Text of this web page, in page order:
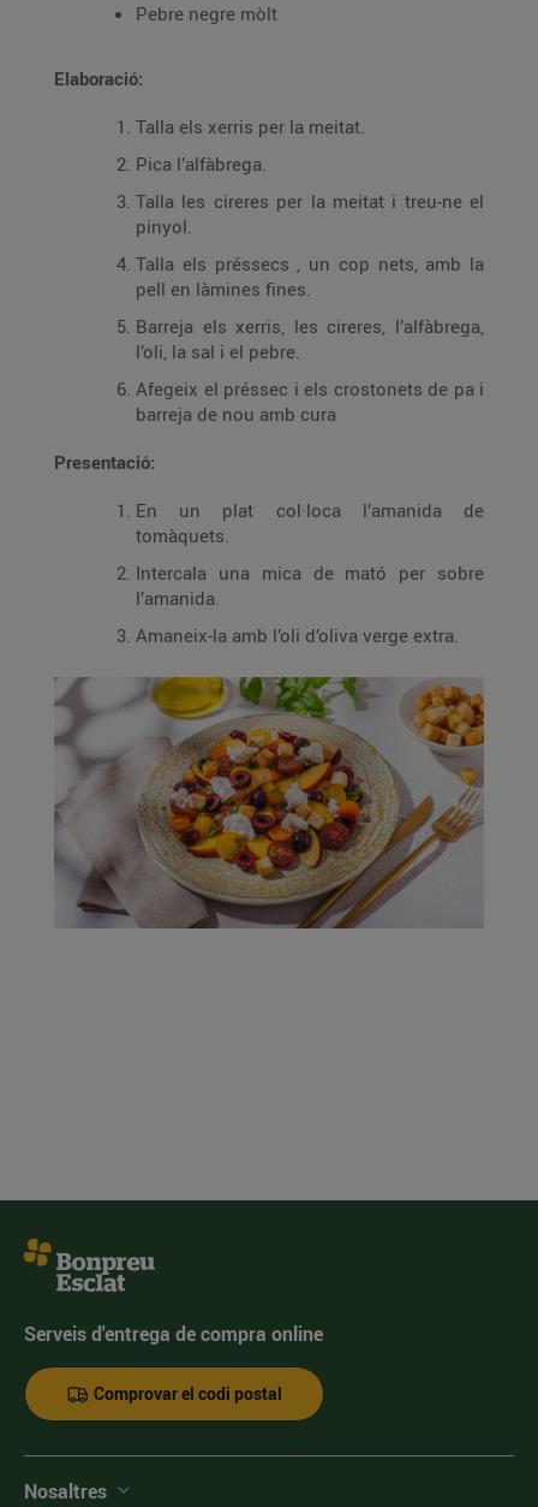
Pebre negre mòlt
Elaboració:
Talla els xerris per la meitat.
Pica l’alfàbrega.
Talla les cireres per la meitat i treu-ne el
pinyol.
Talla els préssecs , un cop nets, amb la
pell en làmines fines.
Barreja els xerris, les cireres, l’alfàbrega,
l’oli, la sal i el pebre.
Afegeix el préssec i els crostonets de pa i
barreja de nou amb cura
Presentació:
En un plat col·loca l’amanida de
tomàquets.
Intercala una mica de mató per sobre
l’amanida.
Amaneix-la amb l’oli d’oliva verge extra.
Serveis d'entrega de compra online
Comprovar el codi postal
Nosaltres